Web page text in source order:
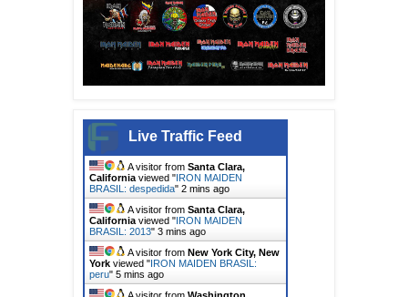
Live Traffic Feed
A visitor from Santa Clara,
Californiaviewed " IRON MAIDEN
BRASIL: despedida" 2 mins ago
A visitor from Santa Clara,
Californiaviewed " IRON MAIDEN
BRASIL: 2013" 4 mins ago
A visitor from New York City, New
York viewed " IRON MAIDEN BRASIL:
peru" 5 mins ago